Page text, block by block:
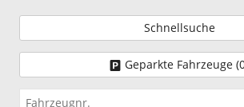
Schnellsuche
Geparkte Fahrzeuge (
Fahrzeugnr.